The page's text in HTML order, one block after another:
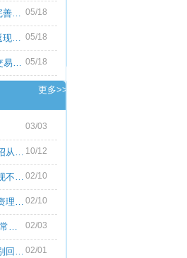
Doo Prime德璞资本持续完善多资产交易服务 05/18
XM推出2026年限时无限返现活动，交易越多 05/18
FXTM富拓持续优化全球交易服务，多元化产 05/18
更多>>
03/03
外汇开户流程一文详细介绍从零到一 10/12
【外汇入门】外汇投资出现不良心态的原 02/10
外汇：中国未来最大的投资理财市场 02/10
外汇基础知识 外汇交易中常见的外汇专用 02/03
【突破、回踩、确认】鉴别回撤和倒退 02/01